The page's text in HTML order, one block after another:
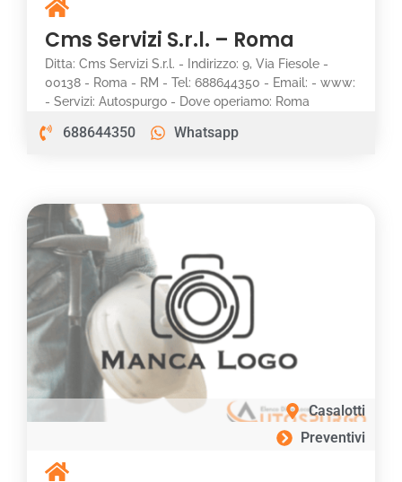
Cms Servizi S.r.l. – Roma
Ditta: Cms Servizi S.r.l. - Indirizzo: 9, Via Fiesole -
00138 - Roma - RM - Tel: 688644350 - Email: - www:
- Servizi: Autospurgo - Dove operiamo: Roma
688644350 Whatsapp
Casalotti
Preventivi